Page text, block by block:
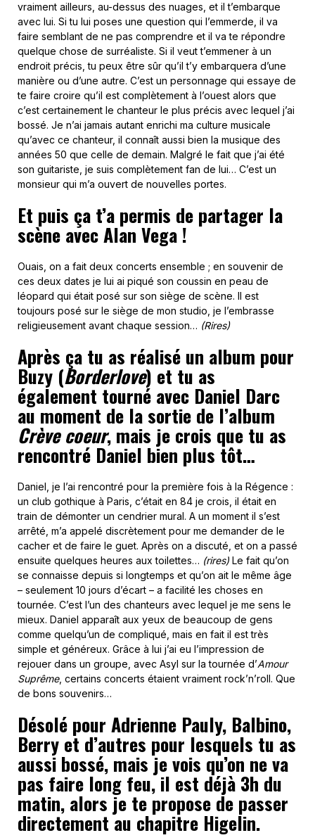
vraiment ailleurs, au-dessus des nuages, et il t’embarque
avec lui. Si tu lui poses une question qui l’emmerde, il va
faire semblant de ne pas comprendre et il va te répondre
quelque chose de surréaliste. Si il veut t’emmener à un
endroit précis, tu peux être sûr qu’il t’y embarquera d’une
manière ou d’une autre. C’est un personnage qui essaye de
te faire croire qu’il est complètement à l’ouest alors que
c’est certainement le chanteur le plus précis avec lequel j’ai
bossé. Je n’ai jamais autant enrichi ma culture musicale
qu’avec ce chanteur, il connaît aussi bien la musique des
années 50 que celle de demain. Malgré le fait que j’ai été
son guitariste, je suis complètement fan de lui… C’est un
monsieur qui m’a ouvert de nouvelles portes.
Et puis ça t’a permis de partager la
scène avec Alan Vega !
Ouais, on a fait deux concerts ensemble ; en souvenir de
ces deux dates je lui ai piqué son coussin en peau de
léopard qui était posé sur son siège de scène. Il est
toujours posé sur le siège de mon studio, je l’embrasse
religieusement avant chaque session… (Rires)
Après ça tu as réalisé un album pour
Buzy (Borderlove) et tu as
également tourné avec Daniel Darc
au moment de la sortie de l’album
Crève coeur, mais je crois que tu as
rencontré Daniel bien plus tôt…
Daniel, je l’ai rencontré pour la première fois à la Régence :
un club gothique à Paris, c’était en 84 je crois, il était en
train de démonter un cendrier mural. A un moment il s’est
arrêté, m’a appelé discrètement pour me demander de le
cacher et de faire le guet. Après on a discuté, et on a passé
ensuite quelques heures aux toilettes… (rires) Le fait qu’on
se connaisse depuis si longtemps et qu’on ait le même âge
– seulement 10 jours d’écart – a facilité les choses en
tournée. C’est l’un des chanteurs avec lequel je me sens le
mieux. Daniel apparaît aux yeux de beaucoup de gens
comme quelqu’un de compliqué, mais en fait il est très
simple et généreux. Grâce à lui j’ai eu l’impression de
rejouer dans un groupe, avec Asyl sur la tournée d’Amour
Suprême, certains concerts étaient vraiment rock’n’roll. Que
de bons souvenirs…
Désolé pour Adrienne Pauly, Balbino,
Berry et d’autres pour lesquels tu as
aussi bossé, mais je vois qu’on ne va
pas faire long feu, il est déjà 3h du
matin, alors je te propose de passer
directement au chapitre Higelin.